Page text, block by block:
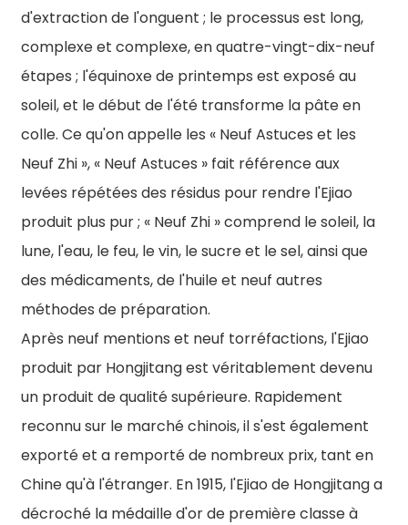
d'extraction de l'onguent ; le processus est long,
complexe et complexe, en quatre-vingt-dix-neuf
étapes ; l'équinoxe de printemps est exposé au
soleil, et le début de l'été transforme la pâte en
colle. Ce qu'on appelle les « Neuf Astuces et les
Neuf Zhi », « Neuf Astuces » fait référence aux
levées répétées des résidus pour rendre l'Ejiao
produit plus pur ; « Neuf Zhi » comprend le soleil, la
lune, l'eau, le feu, le vin, le sucre et le sel, ainsi que
des médicaments, de l'huile et neuf autres
méthodes de préparation.
Après neuf mentions et neuf torréfactions, l'Ejiao
produit par Hongjitang est véritablement devenu
un produit de qualité supérieure. Rapidement
reconnu sur le marché chinois, il s'est également
exporté et a remporté de nombreux prix, tant en
Chine qu'à l'étranger. En 1915, l'Ejiao de Hongjitang a
décroché la médaille d'or de première classe à